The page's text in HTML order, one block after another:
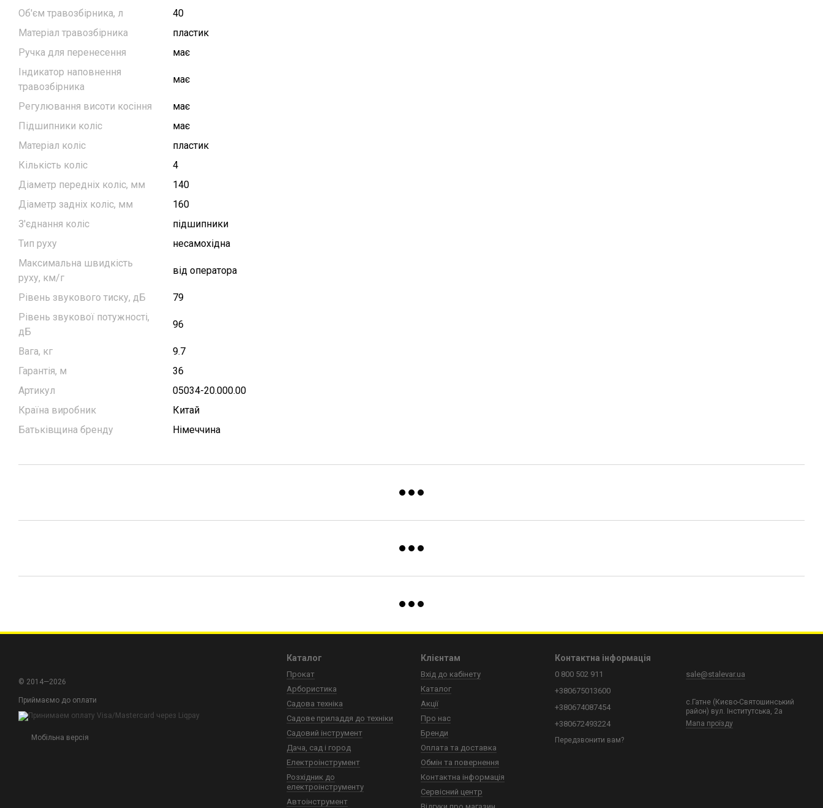
Об'єм травозбірника, л
40
Матеріал травозбірника
пластик
Ручка для перенесення
має
Індикатор наповнення
травозбірника
має
Регулювання висоти косіння
має
Підшипники коліс
має
Матеріал коліс
пластик
Кількість коліс
4
Діаметр передніх коліс, мм
140
Діаметр задніх коліс, мм
160
З'єднання коліс
підшипники
Тип руху
несамохідна
Максимальна швидкість
руху, км/г
від оператора
Рівень звукового тиску, дБ
79
Рівень звукової потужності,
дБ
96
Вага, кг
9.7
Гарантія, м
36
Артикул
05034-20.000.00
Країна виробник
Китай
Батьківщина бренду
Німеччина
© 2014—2026
Приймаємо до оплати
Мобільна версія
Каталог
Прокат
Арбористика
Садова техніка
Садове приладдя до техніки
Садовий інструмент
Дача, сад і город
Електроінструмент
Розхідник до
електроінструменту
Автоінструмент
Клієнтам
Вхід до кабінету
Каталог
Акції
Про нас
Бренди
Оплата та доставка
Обмін та повернення
Контактна інформація
Сервісний центр
Контактна інформація
0 800 502 911
+380675013600
+380674087454
+380672493224
Передзвонити вам?
sale@stalevar.ua
с.Гатне (Києво-Святошинський
район) вул. Інститутська, 2а
Мапа проїзду